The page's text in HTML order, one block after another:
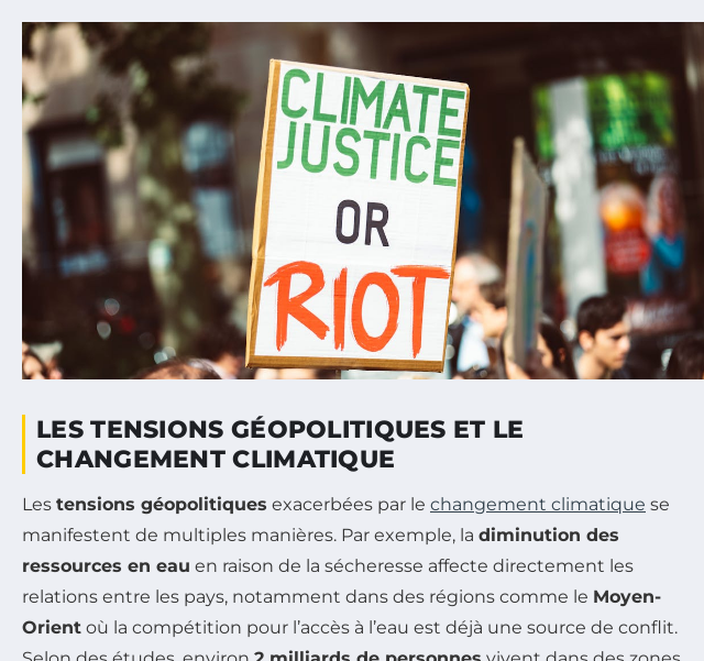
LES TENSIONS GÉOPOLITIQUES ET LE
CHANGEMENT CLIMATIQUE
Les tensions géopolitiques exacerbées par le changement climatique se
manifestent de multiples manières. Par exemple, la diminution des
ressources en eau en raison de la sécheresse affecte directement les
relations entre les pays, notamment dans des régions comme le Moyen-
Orient où la compétition pour l’accès à l’eau est déjà une source de conflit.